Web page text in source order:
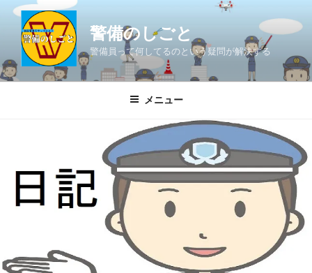
ン
ツ
警備のしごと
警備員って何してるのという疑問が解決する
メニュー